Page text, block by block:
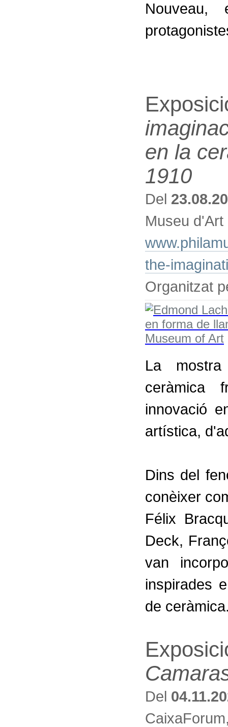
en la
1910
Del
Museu d'Art
the-
Organitzat
La
ceràmica
innovació
artística,
Dins del
conèixer
Félix
Deck,
van
inspirades
de
Del